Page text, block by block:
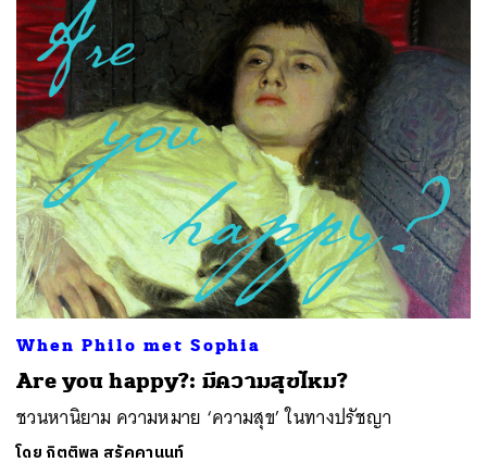
When Philo met Sophia
Are you happy?: มีความสุขไหม?
ชวนหานิยาม ความหมาย ‘ความสุข’ ในทางปรัชญา
โดย กิตติพล สรัคคานนท์